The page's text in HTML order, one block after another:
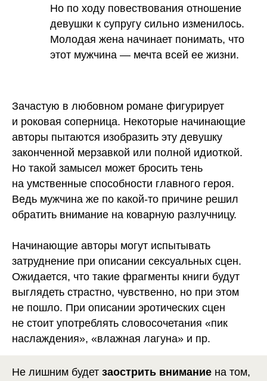
Но по ходу повествования отношение
девушки к супругу сильно изменилось.
Молодая жена начинает понимать, что
этот мужчина — мечта всей ее жизни.
Зачастую в любовном романе фигурирует
и роковая соперница. Некоторые начинающие
авторы пытаются изобразить эту девушку
законченной мерзавкой или полной идиоткой.
Но такой замысел может бросить тень
на умственные способности главного героя.
Ведь мужчина же по какой-то причине решил
обратить внимание на коварную разлучницу.
Начинающие авторы могут испытывать
затруднение при описании сексуальных сцен.
Ожидается, что такие фрагменты книги будут
выглядеть страстно, чувственно, но при этом
не пошло. При описании эротических сцен
не стоит употреблять словосочетания «пик
наслаждения», «влажная лагуна» и пр.
Не лишним будет заострить внимание на том,